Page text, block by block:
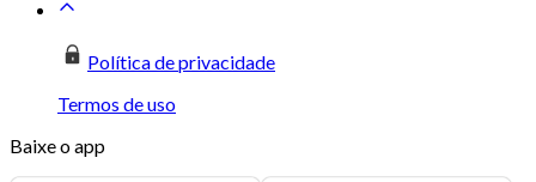
Política de privacidade
Termos de uso
Baixe o app